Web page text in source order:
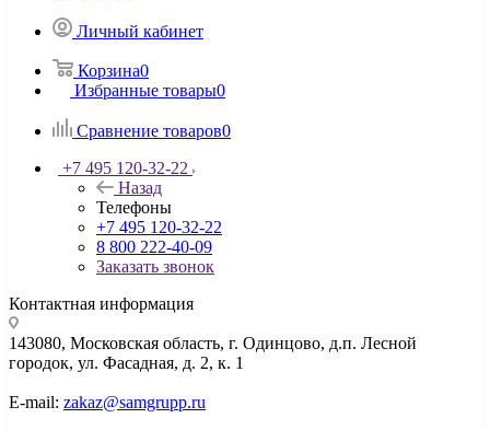
Личный кабинет
Корзина0
Избранные товары0
Сравнение товаров0
+7 495 120-32-22
Назад
Телефоны
+7 495 120-32-22
8 800 222-40-09
Заказать звонок
Контактная информация
143080, Mосковская область, г. Одинцово, д.п. Лесной
городок, ул. Фасадная, д. 2, к. 1
E-mail: zakaz@samgrupp.ru